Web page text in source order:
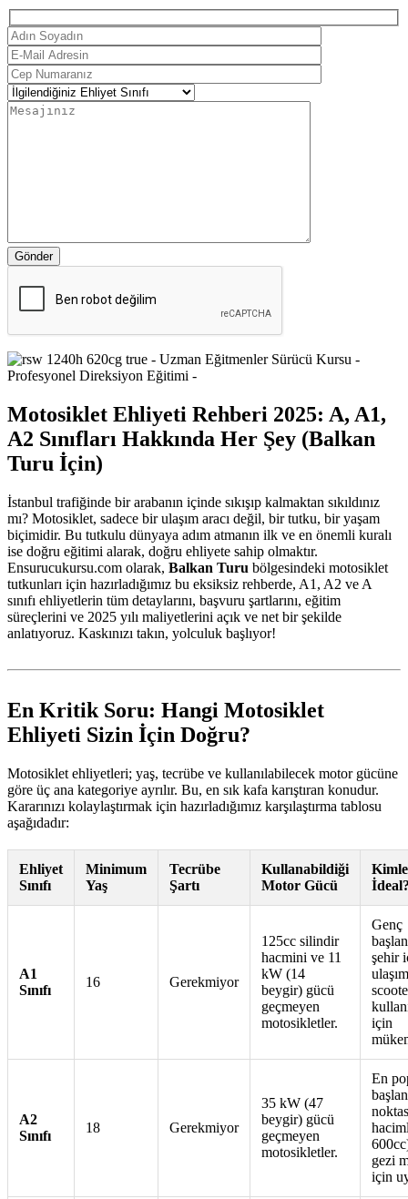
Gönder
Motosiklet Ehliyeti Rehberi 2025: A, A1,
A2 Sınıfları Hakkında Her Şey (Balkan
Turu İçin)
İstanbul trafiğinde bir arabanın içinde sıkışıp kalmaktan sıkıldınız
mı? Motosiklet, sadece bir ulaşım aracı değil, bir tutku, bir yaşam
biçimidir. Bu tutkulu dünyaya adım atmanın ilk ve en önemli kuralı
ise doğru eğitimi alarak, doğru ehliyete sahip olmaktır.
Ensurucukursu.com olarak, Balkan Turu bölgesindeki motosiklet
tutkunları için hazırladığımız bu eksiksiz rehberde, A1, A2 ve A
sınıfı ehliyetlerin tüm detaylarını, başvuru şartlarını, eğitim
süreçlerini ve 2025 yılı maliyetlerini açık ve net bir şekilde
anlatıyoruz. Kaskınızı takın, yolculuk başlıyor!
En Kritik Soru: Hangi Motosiklet
Ehliyeti Sizin İçin Doğru?
Motosiklet ehliyetleri; yaş, tecrübe ve kullanılabilecek motor gücüne
göre üç ana kategoriye ayrılır. Bu, en sık kafa karıştıran konudur.
Kararınızı kolaylaştırmak için hazırladığımız karşılaştırma tablosu
aşağıdadır:
Ehliyet
Sınıfı
Minimum
Yaş
Tecrübe
Şartı
Kullanabildiği
Motor Gücü
A1
Sınıfı
16 Gerekmiyor
125cc silindir
hacmini ve 11
kW (14
beygir) gücü
geçmeyen
motosikletler.
Genç
şehir
için
A2
Sınıfı
18 Gerekmiyor
35 kW (47
beygir) gücü
geçmeyen
motosikletler.
En
gezi
için